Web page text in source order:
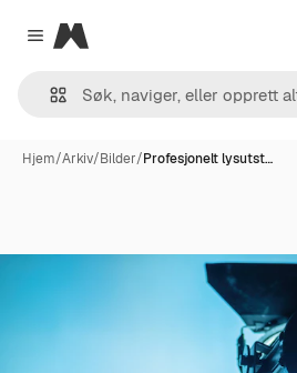
Close menu
Magnific
Hjem/Arkiv/Bilder/Profesjonelt lysutst…